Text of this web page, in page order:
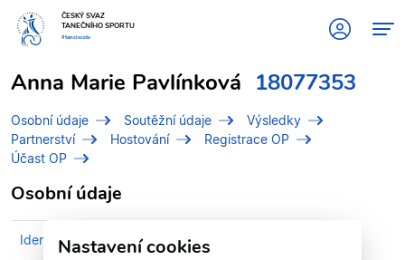
ČESKÝ SVAZ
TANEČNÍHO SPORTU
#tanciscsts
Anna Marie Pavlínková 18077353
Osobní údaje Soutěžní údaje
Výsledky
Partnerství
Hostování
Registrace OP
Účast OP
Osobní údaje
Identifikační číslo (IDT)
Nastavení cookies